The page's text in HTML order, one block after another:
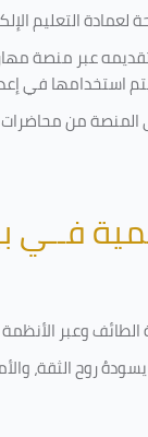
التعليم
عبر
استخدامها في
من
فــي
الطائف وعبر
روح الثقة،